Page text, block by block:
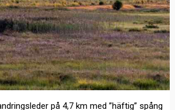
på 4,7 km med ”häftig” spång